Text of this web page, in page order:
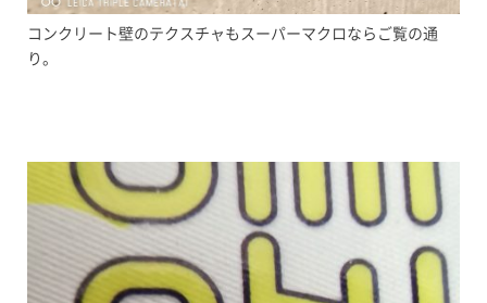
コンクリート壁のテクスチャもスーパーマクロならご覧の通
り。